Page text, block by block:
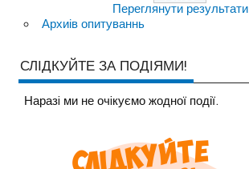
Переглянути результати
Архиів опитуваннь
СЛІДКУЙТЕ ЗА ПОДІЯМИ!
Наразi ми не очiкуємо жодної події.